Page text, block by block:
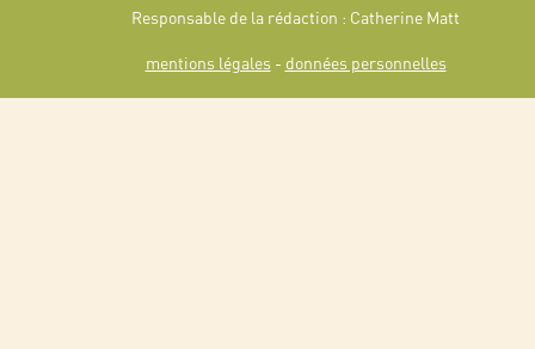
Responsable de la rédaction : Catherine Matt
mentions légales - données personnelles